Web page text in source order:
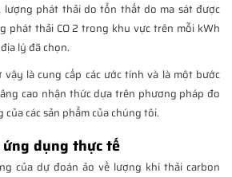
lượng phát thải do tổn thất do ma sát được
phát thải CO 2 trong khu vực trên mỗi kWh
lý đã chọn.
vậy là cung cấp các ước tính và là một bước
cao nhận thức dựa trên phương pháp đo
các sản phẩm của chúng tôi.
dụng thực tế
của dự đoán ảo về lượng khí thải carbon